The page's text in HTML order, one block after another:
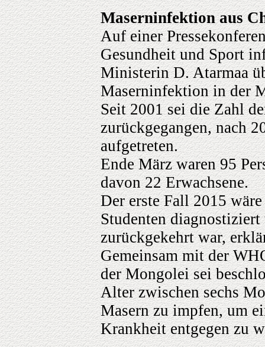
Maserninfektion aus
Auf einer
Gesundheit und Sport
Ministerin D. Atarmaa
Maserninfektion in der
Seit 2001 sei die Zahl
zurückgegangen, nach
aufgetreten.
Ende März waren 95
davon 22 Erwachsene.
Der erste Fall 2015
Studenten
zurückgekehrt war,
Gemeinsam mit der
der Mongolei sei
Alter zwischen sechs
Masern zu impfen, um
Krankheit entgegen zu